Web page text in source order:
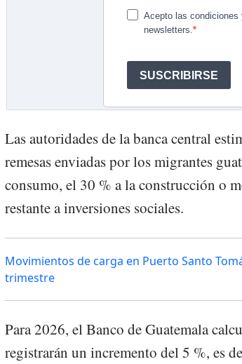
Las autoridades de la banca central
remesas enviadas por los migrantes
consumo, el 30 % a la construcción o
restante a inversiones sociales.
Movimientos de carga en Puerto Santo
trimestre
Para 2026, el Banco de Guatemala
registrarán un incremento del 5 %, es